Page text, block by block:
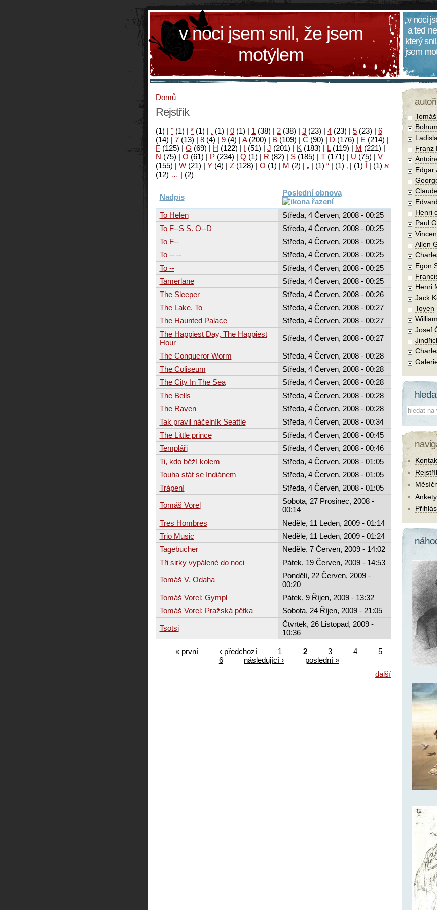
v noci jsem snil, že jsem
motýlem
„v noci
a teď
který
jsem
Domů
Rejstřík
(1) | " (1) | * (1) | . (1) | 0 (1) | 1 (38) | 2 (38) | 3 (23) | 4 (23) | 5 (23) | 6
(14) | 7 (13) | 8 (4) | 9 (4) | A(200) | B (109) | Č (90) | D (176) | E (214) |
F (125) | G (69) | H (122) | I (51) | J (201) | K (183) | L(119) | M (221) |
N (75) | O (61) | P (234) | Q (1) | R (82) | S (185) | T (171) | U (75) | V
(155) | W (21) | Y (4) | Z (128) | Ο (1) | М (2) | א (1)
| آ (1)
|
‚
(1)
|
“
(1)
|
„
(2)
|
…
(12)
Nadpis Poslední obnova
To Helen
Středa, 4 Červen, 2008 - 00:25
To F--S S. O--D
Středa, 4 Červen, 2008 - 00:25
To F--
Středa, 4 Červen, 2008 - 00:25
To -- --
Středa, 4 Červen, 2008 - 00:25
To --
Středa, 4 Červen, 2008 - 00:25
Tamerlane
Středa, 4 Červen, 2008 - 00:25
The Sleeper
Středa, 4 Červen, 2008 - 00:26
The Lake. To
Středa, 4 Červen, 2008 - 00:27
The Haunted Palace
Středa, 4 Červen, 2008 - 00:27
The Happiest Day, The Happiest
Hour
Středa, 4 Červen, 2008 - 00:27
The Conqueror Worm
Středa, 4 Červen, 2008 - 00:28
The Coliseum
Středa, 4 Červen, 2008 - 00:28
The City In The Sea
Středa, 4 Červen, 2008 - 00:28
The Bells
Středa, 4 Červen, 2008 - 00:28
The Raven
Středa, 4 Červen, 2008 - 00:28
Tak pravil náčelník Seattle
Středa, 4 Červen, 2008 - 00:34
The Little prince
Středa, 4 Červen, 2008 - 00:45
Templáři
Středa, 4 Červen, 2008 - 00:46
Ti, kdo běží kolem
Středa, 4 Červen, 2008 - 01:05
Touha stát se Indiánem
Středa, 4 Červen, 2008 - 01:05
Trápení
Středa, 4 Červen, 2008 - 01:05
Tomáš Vorel
Sobota, 27 Prosinec, 2008 -
00:14
Tres Hombres
Neděle, 11 Leden, 2009 - 01:14
Trio Music
Neděle, 11 Leden, 2009 - 01:24
Tagebucher
Neděle, 7 Červen, 2009 - 14:02
Tři sirky vypálené do noci
Pátek, 19 Červen, 2009 - 14:53
Tomáš V. Odaha
Pondělí, 22 Červen, 2009 -
00:20
Tomáš Vorel: Gympl
Pátek, 9 Říjen, 2009 - 13:32
Tomáš Vorel: Pražská pětka
Sobota, 24 Říjen, 2009 - 21:05
Tsotsi
Čtvrtek, 26 Listopad, 2009 -
10:36
« první ‹ předchozí 1 2 3 4
5
6
následující ›
poslední »
další
Franz
Edgar
Henri
Paul
Allen
Egon
Henri
Jack
Toyen
Josef
Co
Ankety